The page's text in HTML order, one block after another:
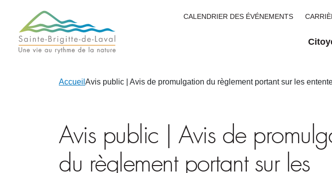
CALENDRIER DES ÉVÉNEMENTS
Accueil Avis public | Avis de promulgation du règlement portant sur les
Avis public | Avis de
du règlement portant sur les